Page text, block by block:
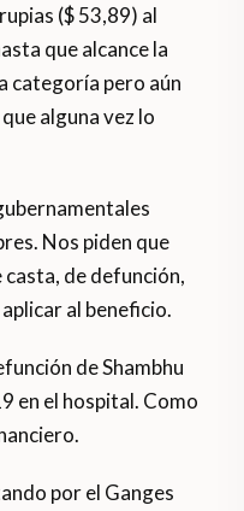
($ 53,89) al
que alcance la
categoría pero aún
alguna vez lo
Nos piden que
de defunción,
al beneficio.
de Shambhu
en el hospital. Como
por el Ganges